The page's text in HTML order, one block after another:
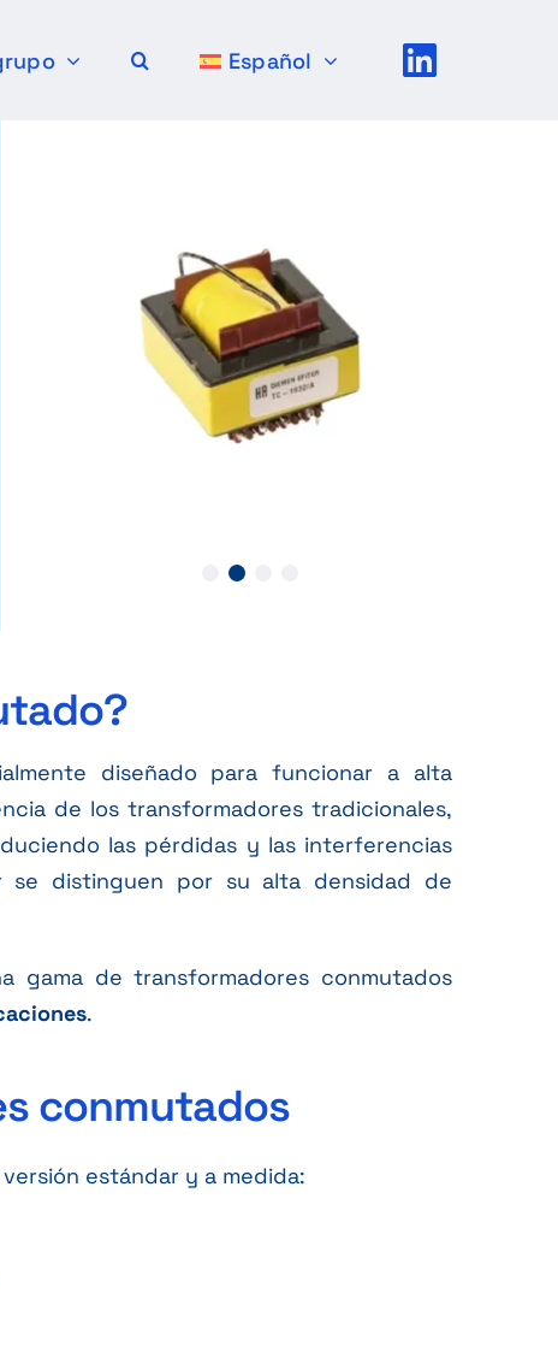
Español
diseñado para funcionar a alta
de los transformadores tradicionales,
las pérdidas y las interferencias
se distinguen por su alta densidad de
gama de transformadores conmutados
.
conmutados
estándar y a medida: